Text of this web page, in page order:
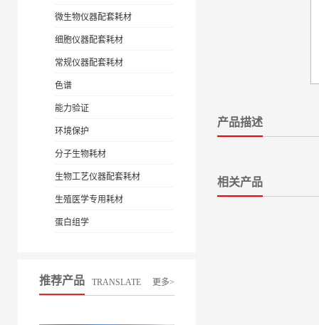
微生物仪器配套耗材
细胞仪器配套耗材
常规仪器配套耗材
色谱
能力验证
环境保护
分子生物耗材
生物工艺仪器配套耗材
生殖医学专用耗材
蛋白组学
推荐产品 TRANSLATE 更多>
产品描述
相关产品